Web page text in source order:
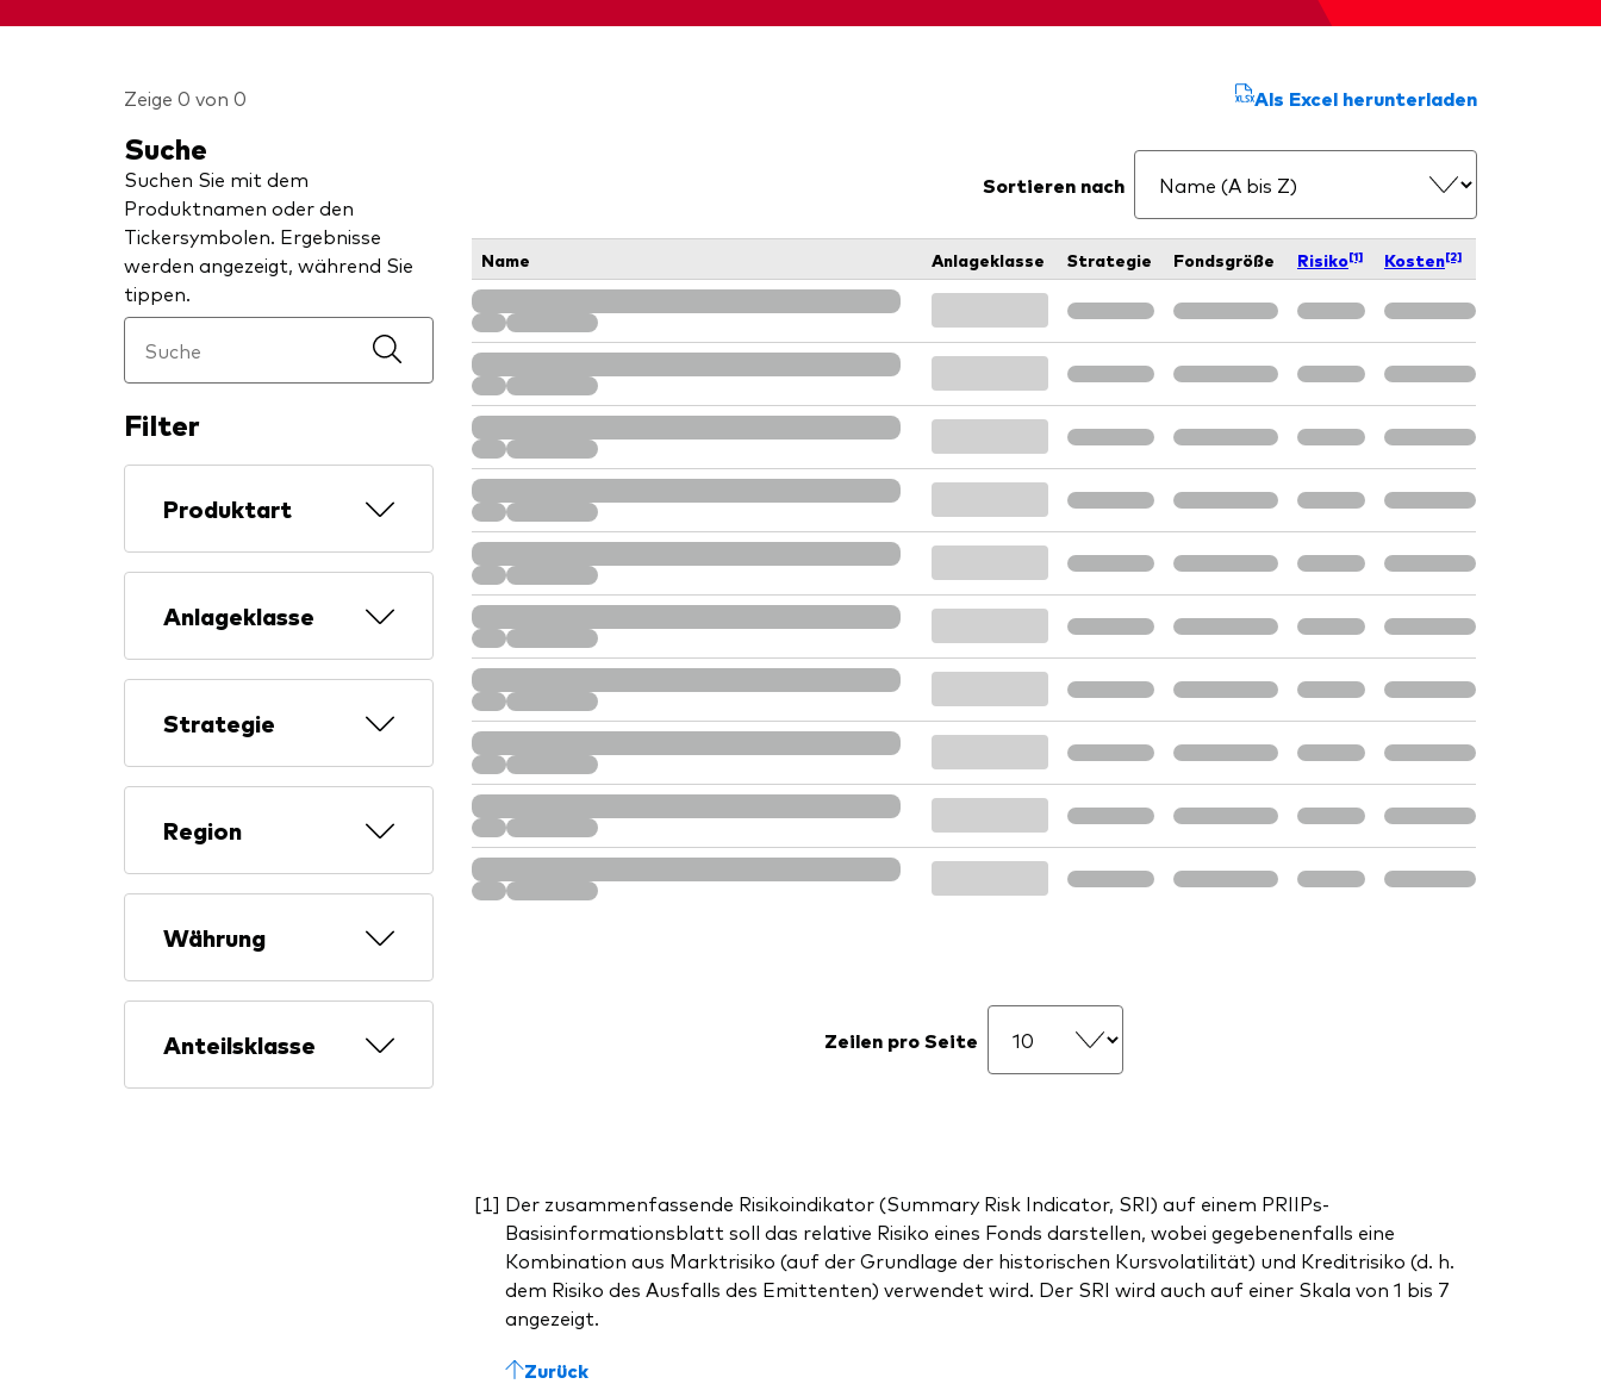
ETFs
Zeige 0 von 0
Suche
Suchen Sie mit dem
Produktnamen oder den
Tickersymbolen. Ergebnisse
werden angezeigt, während Sie
tippen.
Filter
Produktart
Anlageklasse
Strategie
Region
Währung
Anteilsklasse
Als Excel herunterladen
Sortieren nach
Name Anlageklasse Strategie Fondsgröße Risiko[1] Kosten[2]
Zeilen pro Seite
Der zusammenfassende Risikoindikator (Summary Risk Indicator, SRI) auf einem PRIIPs-
Basisinformationsblatt soll das relative Risiko eines Fonds darstellen, wobei gegebenenfalls eine
Kombination aus Marktrisiko (auf der Grundlage der historischen Kursvolatilität) und Kreditrisiko (d. h.
dem Risiko des Ausfalls des Emittenten) verwendet wird. Der SRI wird auch auf einer Skala von 1 bis 7
angezeigt.
Zurück